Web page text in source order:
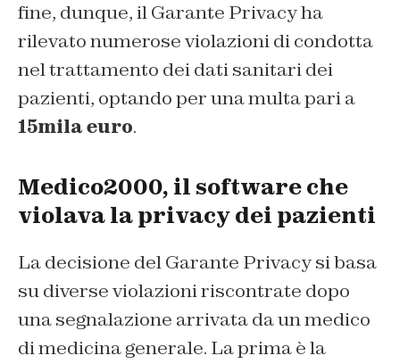
fine, dunque, il Garante Privacy ha
rilevato numerose violazioni di condotta
nel trattamento dei dati sanitari dei
pazienti, optando per una multa pari a
15mila euro.
Medico2000, il software che
violava la privacy dei pazienti
La decisione del Garante Privacy si basa
su diverse violazioni riscontrate dopo
una segnalazione arrivata da un medico
di medicina generale. La prima è la